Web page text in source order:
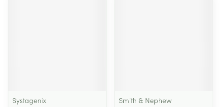
Systagenix
Smith & Nephew